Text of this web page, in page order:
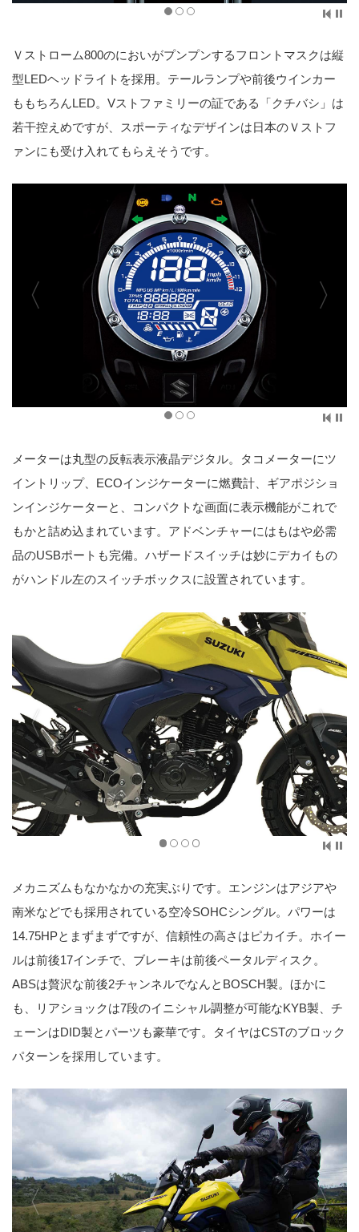
Ｖストローム800のにおいがプンプンするフロントマスクは縦
型LEDヘッドライトを採用。テールランプや前後ウインカー
ももちろんLED。Vストファミリーの証である「クチバシ」は
若干控えめですが、スポーティなデザインは日本のＶストフ
ァンにも受け入れてもらえそうです。
メーターは丸型の反転表示液晶デジタル。タコメーターにツ
イントリップ、ECOインジケーターに燃費計、ギアポジショ
ンインジケーターと、コンパクトな画面に表示機能がこれで
もかと詰め込まれています。アドベンチャーにはもはや必需
品のUSBポートも完備。ハザードスイッチは妙にデカイもの
がハンドル左のスイッチボックスに設置されています。
メカニズムもなかなかの充実ぶりです。エンジンはアジアや
南米などでも採用されている空冷SOHCシングル。パワーは
14.75HPとまずまずですが、信頼性の高さはピカイチ。ホイー
ルは前後17インチで、ブレーキは前後ペータルディスク。
ABSは贅沢な前後2チャンネルでなんとBOSCH製。ほかに
も、リアショックは7段のイニシャル調整が可能なKYB製、チ
ェーンはDID製とパーツも豪華です。タイヤはCSTのブロック
パターンを採用しています。